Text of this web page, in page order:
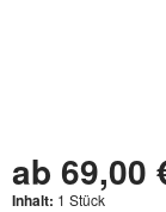
ab 69,00
Inhalt: 1 Stück